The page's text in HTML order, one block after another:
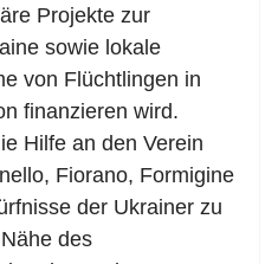
Projekte zur
sowie lokale
von Flüchtlingen in
finanzieren wird.
Hilfe an den Verein
Fiorano, Formigine
der Ukrainer zu
des